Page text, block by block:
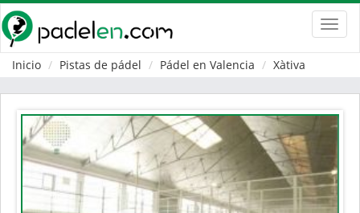
Inicio
Pistas de pádel Pádel en Valencia Xàtiva